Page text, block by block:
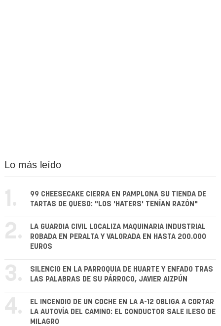
Lo más leído
1.
99 CHEESECAKE CIERRA EN PAMPLONA SU TIENDA DE
TARTAS DE QUESO: "LOS 'HATERS' TENÍAN RAZÓN"
2.
LA GUARDIA CIVIL LOCALIZA MAQUINARIA INDUSTRIAL
ROBADA EN PERALTA Y VALORADA EN HASTA 200.000
EUROS
3.
SILENCIO EN LA PARROQUIA DE HUARTE Y ENFADO TRAS
LAS PALABRAS DE SU PÁRROCO, JAVIER AIZPÚN
4.
EL INCENDIO DE UN COCHE EN LA A-12 OBLIGA A CORTAR
LA AUTOVÍA DEL CAMINO: EL CONDUCTOR SALE ILESO DE
MILAGRO